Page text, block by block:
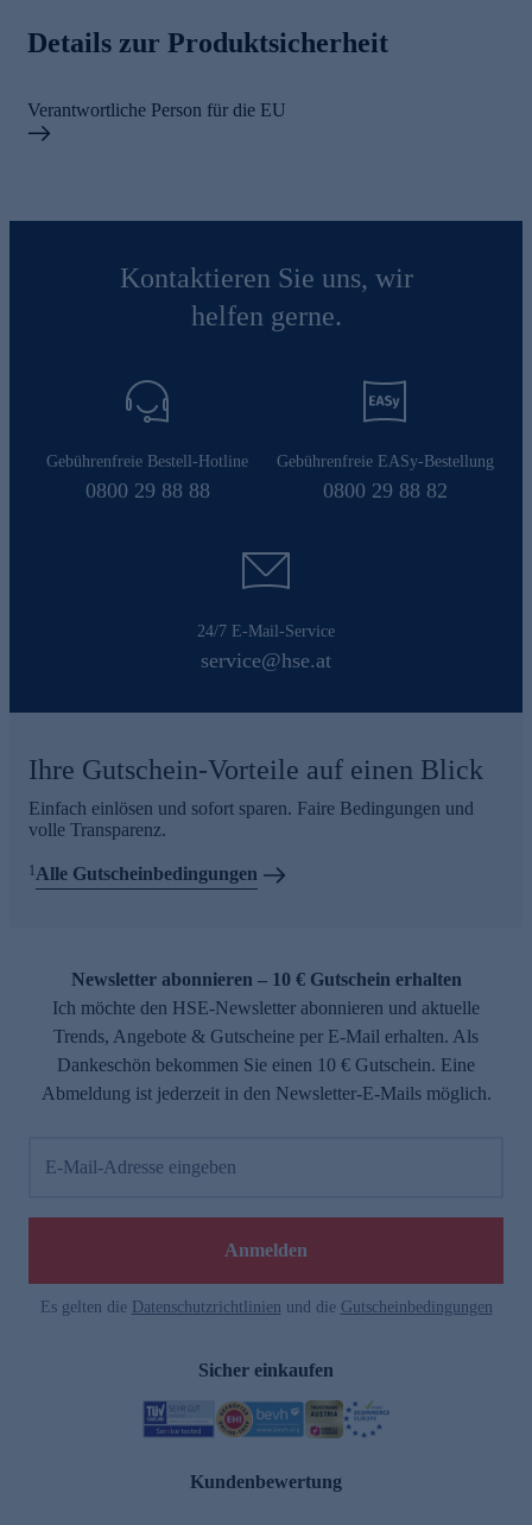
Details zur Produktsicherheit
Verantwortliche Person für die EU
Kontaktieren Sie uns, wir
helfen gerne.
Gebührenfreie Bestell-Hotline
0800 29 88 88
Gebührenfreie EASy-Bestellung
0800 29 88 82
24/7 E-Mail-Service
service@hse.at
Ihre Gutschein-Vorteile auf einen Blick
Einfach einlösen und sofort sparen. Faire Bedingungen und
volle Transparenz.
1 Alle Gutscheinbedingungen
Newsletter abonnieren – 10 € Gutschein erhalten
Ich möchte den HSE-Newsletter abonnieren und aktuelle
Trends, Angebote & Gutscheine per E-Mail erhalten. Als
Dankeschön bekommen Sie einen 10 € Gutschein. Eine
Abmeldung ist jederzeit in den Newsletter-E-Mails möglich.
E-Mail-Adresse eingeben
Anmelden
Es gelten die Datenschutzrichtlinien und die Gutscheinbedingungen
Sicher einkaufen
Kundenbewertung